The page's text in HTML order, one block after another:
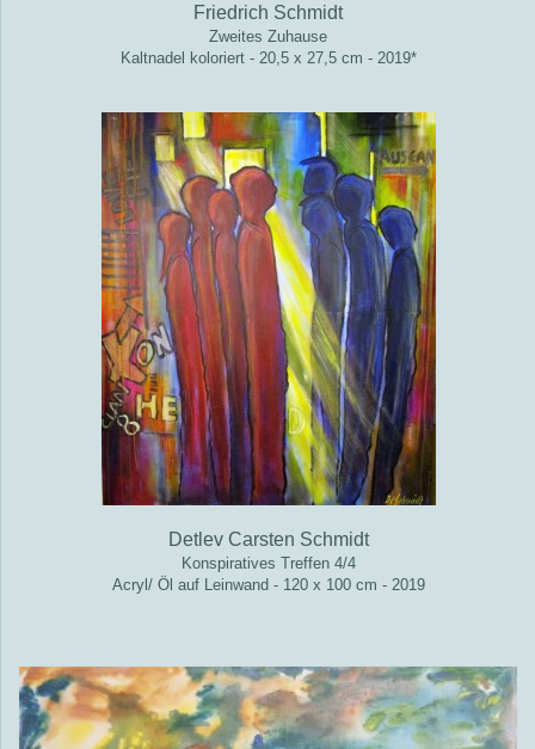
Friedrich Schmidt
Zweites Zuhause
Kaltnadel koloriert - 20,5 x 27,5 cm - 2019*
Detlev Carsten Schmidt
Konspiratives Treffen 4/4
Acryl/ Öl auf Leinwand - 120 x 100 cm - 2019